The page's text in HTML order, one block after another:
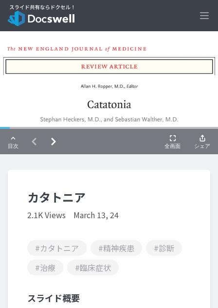
カタトニア
2.1K Views March 13, 24
#カタトニア #精神疾患
#診断
#治療
#臨床症状
スライド概要